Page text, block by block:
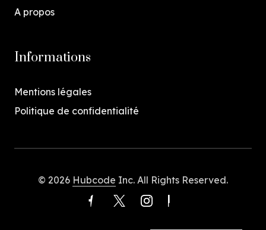
A propos
Informations
Mentions légales
Politique de confidentialité
© 2026 Hubcode Inc. All Rights Reserved.